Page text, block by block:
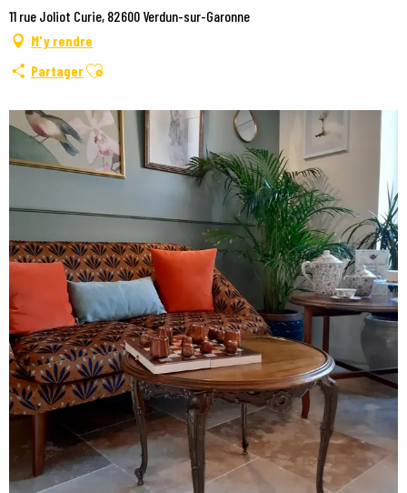
11 rue Joliot Curie, 82600 Verdun-sur-Garonne
M'y rendre
PartagerAjouter aux favoris